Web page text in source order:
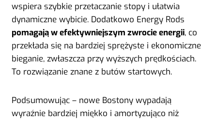
wspiera szybkie przetaczanie stopy i ułatwia
dynamiczne wybicie. Dodatkowo Energy Rods
pomagają w efektywniejszym zwrocie energii, co
przekłada się na bardziej sprężyste i ekonomiczne
bieganie, zwłaszcza przy wyższych prędkościach.
To rozwiązanie znane z butów startowych.
Podsumowując – nowe Bostony wypadają
wyraźnie bardziej miękko i amortyzująco niż